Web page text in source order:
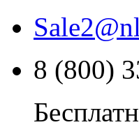
Sale2@
8 (800)